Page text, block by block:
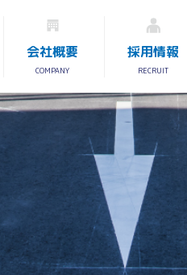
会社概要
COMPANY
採用情報
RECRUIT